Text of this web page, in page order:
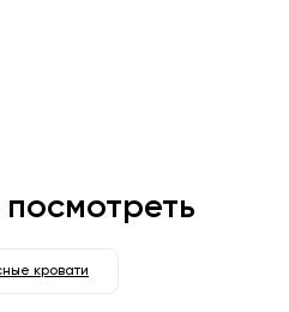
кровати